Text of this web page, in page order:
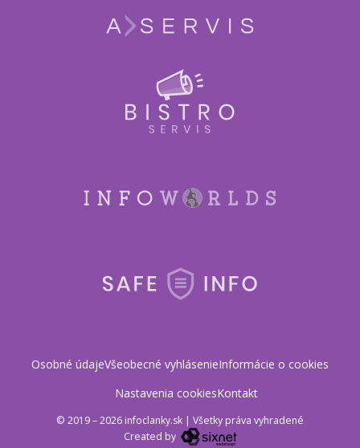
Osobné údajeVšeobecné vyhlásenieInformácie o cookies
Nastavenia cookiesKontakt
© 2019 – 2026 infoclanky.sk | Všetky práva vyhradené
Created by